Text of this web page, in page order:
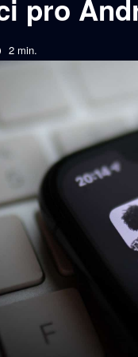
pro
2 min.